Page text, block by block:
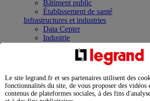
Bâtiment public
Établissement de santé
Infrastructures et industries
Data Center
Industrie
Infrastructures
Contrôler et planifier le
Répartir et optimiser son tableau
Legrand Data Center Solutions :
expertises au service de vos
Le site legrand.fr et ses partenaires utilisent des
fonctionnalités du site, de vous proposer des vidéos
contenus de plateformes sociales, à des fins